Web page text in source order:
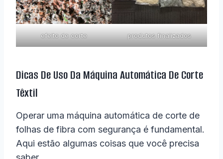
efeito de corte produtos finalizados
Dicas De Uso Da Máquina Automática De Corte
Têxtil
Operar uma máquina automática de corte de
folhas de fibra com segurança é fundamental.
Aqui estão algumas coisas que você precisa